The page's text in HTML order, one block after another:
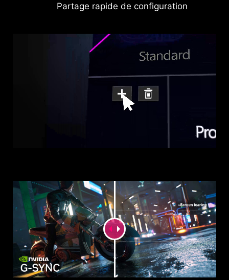
Partage rapide de configuration